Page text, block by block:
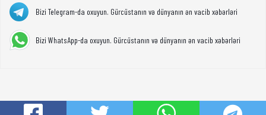
Bizi Telegram-da oxuyun. Gürcüstanın və dünyanın ən vacib xəbərləri
Bizi WhatsApp-da oxuyun. Gürcüstanın və dünyanın ən vacib xəbərləri